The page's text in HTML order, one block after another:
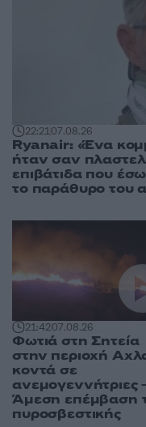
22:2107.08.26
Ryanair: «Ένα
ήταν σαν
επιβάτιδα που
το παράθυρο του
21:4207.08.26
Φωτιά στη Σητεία
στην περιοχή
κοντά σε
ανεμογεννήτριες
Άμεση επέμβαση
πυροσβεστικής